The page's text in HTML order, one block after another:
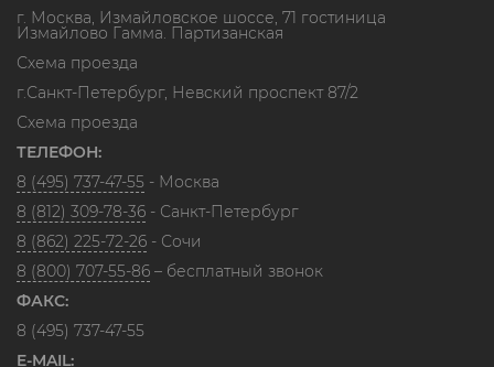
г. Москва, Измайловское шоссе, 71 гостиница
Измайлово Гамма. Партизанская
Схема проезда
г.Санкт-Петербург, Невский проспект 87/2
Схема проезда
ТЕЛЕФОН:
8 (495) 737-47-55 - Москва
8 (812) 309-78-36 - Санкт-Петербург
8 (862) 225-72-26 - Сочи
8 (800) 707-55-86 – бесплатный звонок
ФАКС:
8 (495) 737-47-55
E-MAIL: